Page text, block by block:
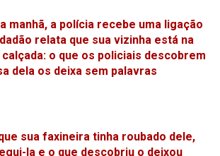
manhã, a polícia recebe uma ligação
relata que sua vizinha está na
o que os policiais descobrem
dela os deixa sem palavras
sua faxineira tinha roubado dele,
la e o que descobriu o deixou